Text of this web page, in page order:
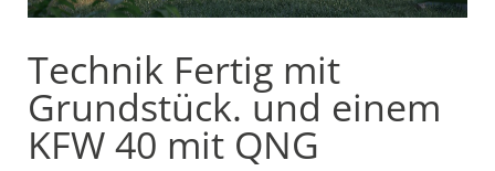
Technik Fertig mit
Grundstück. und einem
KFW 40 mit QNG